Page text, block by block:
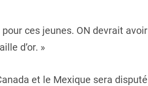
ces jeunes. ON devrait
d’or. »
et le Mexique sera